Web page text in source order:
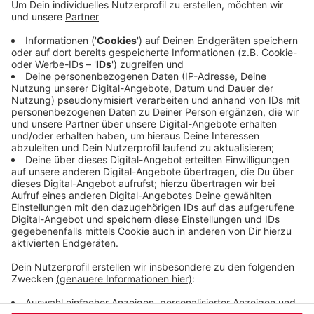
der Umbauphase ab August ein neues Café
eröffnen. Vor vier Jahren war in Barmen auch
schon die Konditorei Löwer in der Leimbacher
Straße geschlossen worden – nach fast 100
Jahren. Diese Konditorei steht seitdem leer. Sie ist
denkmalgeschützt, weil die Einrichtung noch aus
den 50er und 60er Jahren ist.
Veröffentlicht:Sonntag, 16.06.2019 12:22
Anzeige
Anzeige